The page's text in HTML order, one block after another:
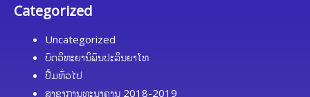
Categorized
Uncategorized
ບົດວິທະຍານິພົນປະລິນຍາໂທ
ປື້ມທົ່ວໄປ
ສາຂາການທະນາຄານ 2018-2019